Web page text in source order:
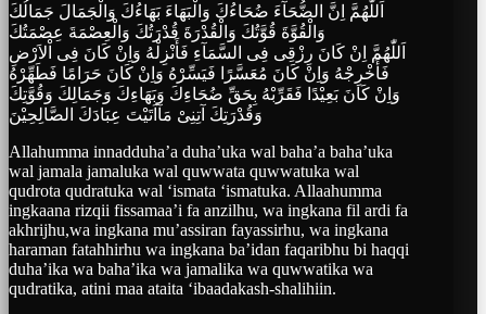
اَللّٰهُمَّ اِنَّ الضُّحَآءَ ضُحَاءُكَ وَالْبَهَاءَ بَهَاءُكَ وَالْجَمَالَ جَمَالُكَ
وَالْقُوَّةَ قُوَّتُكَ وَالْقُدْرَةَ قُدْرَتُكَ وَالْعِصْمَةَ عِصْمَتُكَ
اَللّٰهُمَّ اِنْ كَانَ رِزْقِى فِى السَّمَآءِ فَأَنْزِلْهُ وَاِنْ كَانَ فِى اْلاَرْضِ
فَأَخْرِجْهُ وَاِنْ كَانَ مُعَسَّرًا فَيَسِّرْهُ وَاِنْ كَانَ حَرَامًا فَطَهِّرْهُ
وَاِنْ كَانَ بَعِيْدًا فَقَرِّبْهُ بِحَقِّ ضُحَاءِكَ وَبَهَاءِكَ وَجَمَالِكَ وَقُوَّتِكَ
وَقُدْرَتِكَ آتِنِىْ مَآاَتَيْتَ عِبَادَكَ الصَّالِحِيْنَ
Allahumma innadduha’a duha’uka wal baha’a baha’uka
wal jamala jamaluka wal quwwata quwwatuka wal
qudrota qudratuka wal ‘ismata ‘ismatuka. Allaahumma
ingkaana rizqii fissamaa’i fa anzilhu, wa ingkana fil ardi fa
akhrijhu,wa ingkana mu’assiran fayassirhu, wa ingkana
haraman fatahhirhu wa ingkana ba’idan faqaribhu bi haqqi
duha’ika wa baha’ika wa jamalika wa quwwatika wa
qudratika, atini maa ataita ‘ibaadakash-shalihiin.